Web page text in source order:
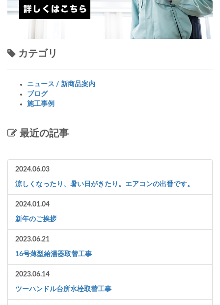
カテゴリ
ニュース / 新商品案内
ブログ
施工事例
最近の記事
2024.06.03
涼しくなったり、暑い日がきたり。エアコンの出番です。
2024.01.04
新年のご挨拶
2023.06.21
16号薄型給湯器取替工事
2023.06.14
ツーハンドル台所水栓取替工事